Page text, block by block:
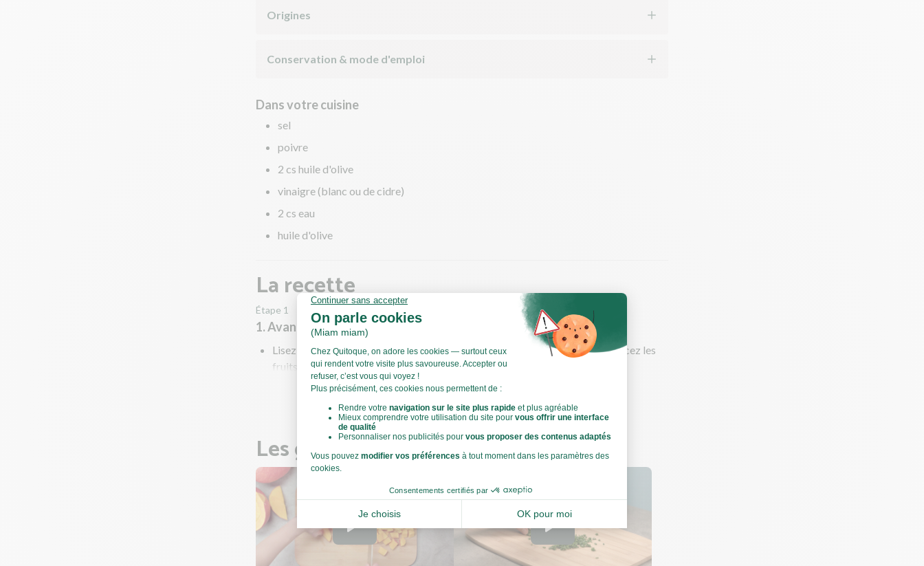
Origines
Conservation & mode d'emploi
Dans votre cuisine
sel
poivre
2 cs huile d'olive
vinaigre (blanc ou de cidre)
2 cs eau
huile d'olive
La recette
Étape 1
1. Avant de commencer
Lisez toutes les étapes, sortez les ingrédients et ustensiles nécessaires et rincez les
fruits et légumes !
Préchauffez votre four à 220°C.
Voir toute la recette
Les gestes de cuisine